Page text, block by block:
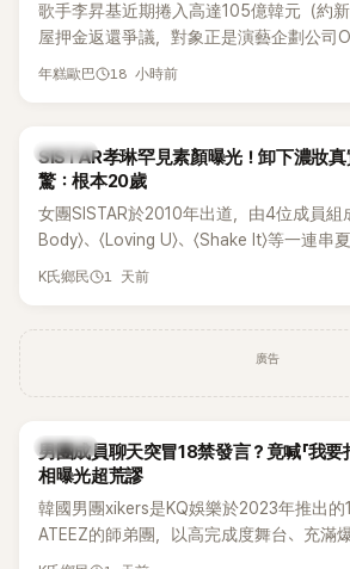
歌手李昇基近期捲入高達105億韓元（約
屋押金返還爭議，對象正是演藝企劃公司
代表車佳媛(차가원)。如今事件再掀風波，
年糕歐巴 18 小時前
K-POP
SISTAR孝琳罕見素顏曝光！卸下濃妝
驚：根本20歲
女團SISTAR於2010年出道，由4位成員組
Body〉、〈Loving U〉、〈Shake It〉等一連串
獲封「夏日女王」。不過，團體在出道滿7
K氏鄉民 1 天前
廣告
K-POP
男團成員聊天突冒18禁發言？竟喊「我要
相曝光超荒謬
韓國男團xikers是KQ娛樂於2023年推出的
ATEEZ的師弟團，以高完成度舞台、充滿
Hop風格聞名，出道後迅速累積大批海內